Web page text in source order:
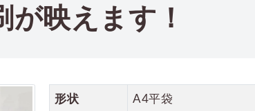
映えます！
形状
A4平袋